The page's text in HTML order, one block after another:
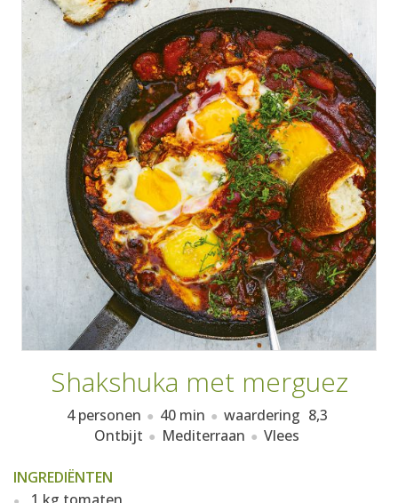
INLOGGEN
AANMELDEN
HOME
RECEPTEN
WEEKMENU'S
KOOKBOEKEN
Shakshuka met merguez
4 personen 40 min waardering 8,3
Ontbijt
Mediterraan Vlees
INGREDIËNTEN